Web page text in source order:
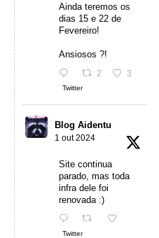
Ainda teremos os
dias 15 e 22 de
Fevereiro!
Ansiosos ?!
2 3
Twitter
Blog Aidentu
1 out 2024
Site continua
parado, mas toda
infra dele foi
renovada :)
Twitter